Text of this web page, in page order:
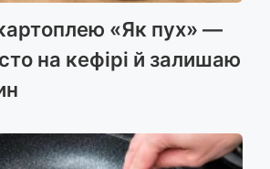
«Як пух» —
на кефірі й залишаю